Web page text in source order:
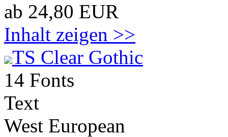
ab 24,80 EUR
Inhalt zeigen >>
TS Clear Gothic
14 Fonts
Text
West European